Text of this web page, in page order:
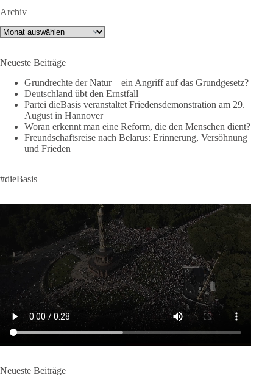
Verteidigungsbündnis der Welt und ein Garant für Sicherheit.
Die Gipfelerklärung liest sich jedoch wie ein Protokoll einer
Neue Milliardenhilfen für die Ukraine, neue Verpflichtungen
für Europa, gigantische Rüstungsdeals, Ausbau der
Verteidigungsindustrie, Modernisierung der Streitkräfte, ein
klares Bekenntnis zur militärischen Abschreckung und dazu
die Forderung, der Iran dürfe keine Kernwaffe besitzen.
Und wo war der Austausch über eine friedensorientierte
🟩🟩🟦🟦🟥🟥🟧🟧
dieBasis fordert als einzige Partei in Deutschland den Austritt
aus der NATO. Ein Gipfel, der mehr nach Rüstungsdeal als
nach Friedenspolitik klingt, wird niemals Sicherheit schaffen,
ob nun in Deutschland oder weltweit.
Quelle: https://www.tagesschau.de/ausland/asien/nato-
erklaerung-ankara-100.html
#dieBasis #NATO #Gipfeltreffen #Frieden #Sicherheit
Archiv
Archiv
Neueste Beiträge
Grundrechte der Natur – ein Angriff auf das Grundgesetz?
Deutschland übt den Ernstfall
Partei dieBasis veranstaltet Friedensdemonstration am 29.
August in Hannover
Woran erkennt man eine Reform, die den Menschen dient?
Freundschaftsreise nach Belarus: Erinnerung, Versöhnung
und Frieden
#dieBasis
Neueste Beiträge